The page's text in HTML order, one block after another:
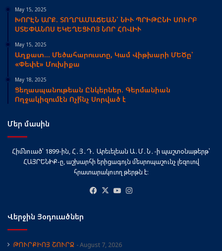
May 15, 2025
ԽՈՐԷՆ ԱՐՔ. ՏՈՂՐԱՄԱՃԵԱՆ՝ ՆԻՒ ՊՐԻԹԸՆԻ ՍՈՒՐԲ
ՍՏԵՓԱՆՈՍ ԵԿԵՂԵՑՒՈՅ ՆՈՐ ՀՈՎԻՒ
May 15, 2025
Աղքատ… Մեծահարուստը, Կամ Վիթխարի ՄԵԾը՝
«Փեփէ» Մուխիքա
May 18, 2025
Ցեղասպանութեան Ընկերներ. Գերմանիան
Ողջակիզումէն Ոչի՞նչ Սորված է
Մեր մասին
Հիմնուած՝ 1899-ին, Հ․Յ․Դ․ Արեւելեան Ա․Մ․Ն․-ի պաշտօնաթերթ՝
ՀԱՅՐԵՆԻՔ-ը, աշխարհի երիցագոյն մեսրոպաշունչ լեզուով
հրատարակուող թերթն է։
Facebook
X YouTube
Վերջին Յօդուածներ
ԹՈՒՐՔԻՈՅ ՇՈՒՐՋ August 7, 2026